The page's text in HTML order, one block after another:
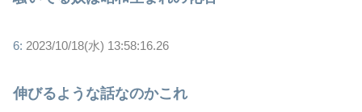
6: 2023/10/18(水) 13:58:16.26
伸びるような話なのかこれ